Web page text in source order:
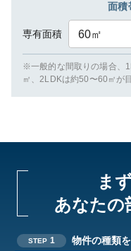
面積
専有面積 60㎡
※一般的な間取りの場合、
㎡、2LDKは約50〜60㎡が
ま
あなたの
STEP 1 物件の種類